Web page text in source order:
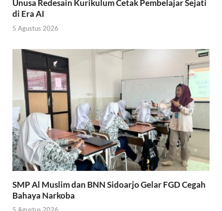
Unusa Redesain Kurikulum Cetak Pembelajar Sejati
di Era AI
5 Agustus 2026
SMP Al Muslim dan BNN Sidoarjo Gelar FGD Cegah
Bahaya Narkoba